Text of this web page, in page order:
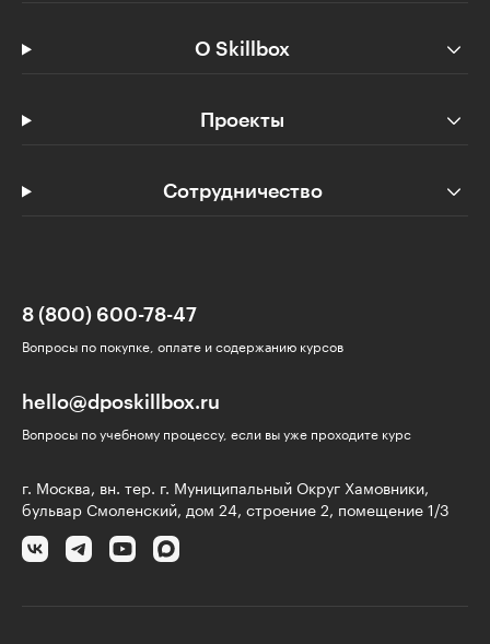
О Skillbox
Проекты
Сотрудничество
8 (800) 600-78-47
Вопросы по покупке, оплате и содержанию курсов
hello@dposkillbox.ru
Вопросы по учебному процессу, если вы уже проходите курс
г. Москва, вн. тер. г. Муниципальный Округ Хамовники,
бульвар Смоленский, дом 24, строение 2, помещение 1/3